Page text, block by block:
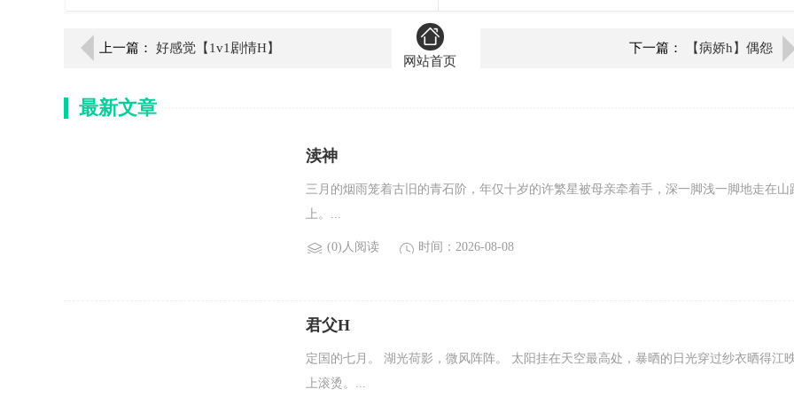
上一篇： 好感觉【1v1剧情H】
网站首页
下一篇： 【病娇h】偶怨
最新文章
渎神
三月的烟雨笼着古旧的青石阶，年仅十岁的许繁星被母亲牵着手，深一脚浅一脚地走在山
上。...
(0)人阅读 时间：2026-08-08
君父H
定国的七月。 湖光荷影，微风阵阵。 太阳挂在天空最高处，暴晒的日光穿过纱衣晒得江
上滚烫。...